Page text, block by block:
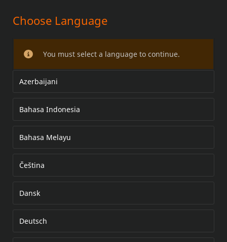
BULLONERIA DI ANCORAGGIO
PER MODELLI XL CON BORSE
Choose Language
You must select a language to continue.
Azerbaijani
Bahasa Indonesia
Bahasa Melayu
Čeština
Dansk
Deutsch